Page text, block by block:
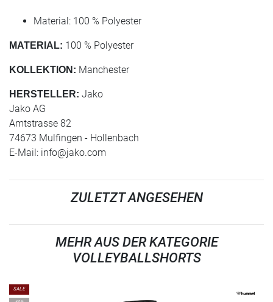
Material: 100 % Polyester
MATERIAL: 100 % Polyester
KOLLEKTION: Manchester
HERSTELLER: Jako
Jako AG
Amtstrasse 82
74673 Mulfingen - Hollenbach
E-Mail: info@jako.com
ZULETZT ANGESEHEN
MEHR AUS DER KATEGORIE
VOLLEYBALLSHORTS
SALE